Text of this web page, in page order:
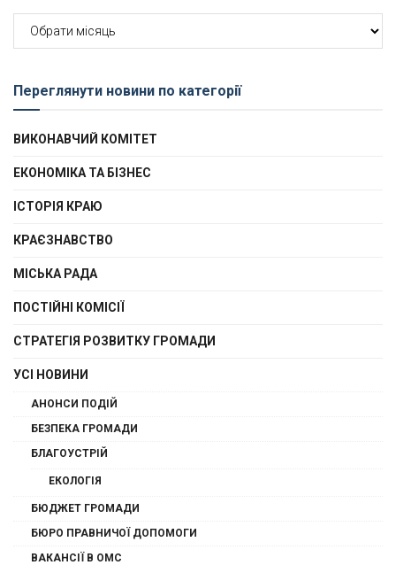
новин
Переглянути новини по категорії
ВИКОНАВЧИЙ КОМІТЕТ
ЕКОНОМІКА ТА БІЗНЕС
ІСТОРІЯ КРАЮ
КРАЄЗНАВСТВО
МІСЬКА РАДА
ПОСТІЙНІ КОМІСІЇ
СТРАТЕГІЯ РОЗВИТКУ ГРОМАДИ
УСІ НОВИНИ
АНОНСИ ПОДІЙ
БЕЗПЕКА ГРОМАДИ
БЛАГОУСТРІЙ
ЕКОЛОГІЯ
БЮДЖЕТ ГРОМАДИ
БЮРО ПРАВНИЧОЇ ДОПОМОГИ
ВАКАНСІЇ В ОМС